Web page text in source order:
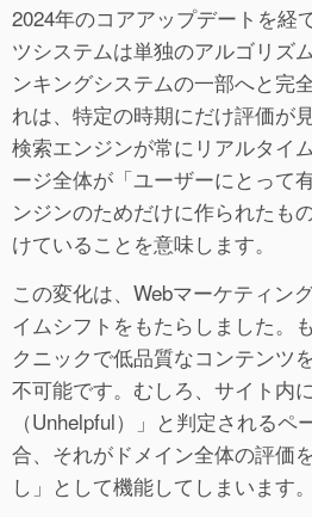
2024年のコアアップデートを経
ツシステムは単独のアルゴリズ
ンキングシステムの一部へと完
れは、特定の時期にだけ評価が
検索エンジンが常にリアルタイ
ージ全体が「ユーザーにとって
ンジンのためだけに作られたも
けていることを意味します。
この変化は、Webマーケティン
イムシフトをもたらしました。
クニックで低品質なコンテンツ
不可能です。むしろ、サイト内
（Unhelpful）」と判定される
合、それがドメイン全体の評価
し」として機能してしまいます。